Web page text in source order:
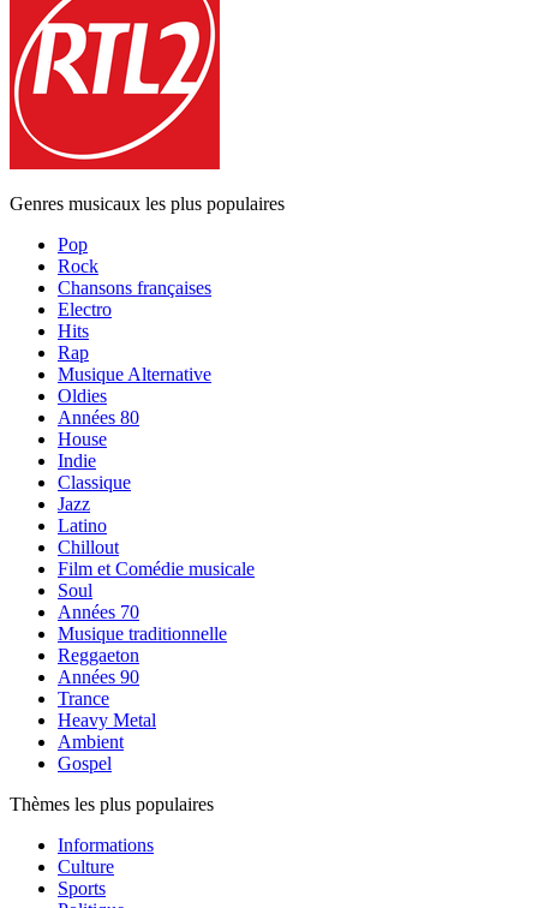
Genres musicaux les plus populaires
Pop
Rock
Chansons françaises
Electro
Hits
Rap
Musique Alternative
Oldies
Années 80
House
Indie
Classique
Jazz
Latino
Chillout
Film et Comédie musicale
Soul
Années 70
Musique traditionnelle
Reggaeton
Années 90
Trance
Heavy Metal
Ambient
Gospel
Thèmes les plus populaires
Informations
Culture
Sports